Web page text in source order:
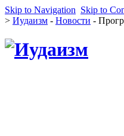
Skip to Navigation Skip to
> Иудаизм - Новости -